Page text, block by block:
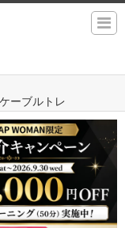
ーブルトレ